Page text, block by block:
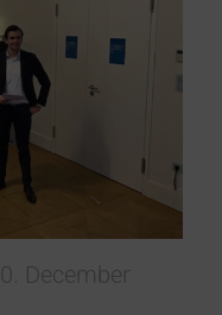
10. December